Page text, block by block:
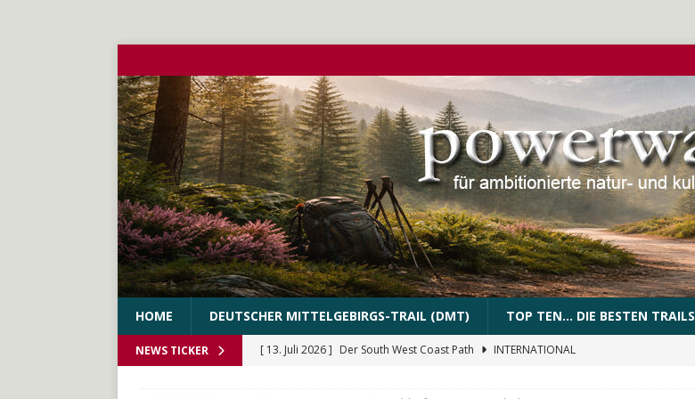
HOME DEUTSCHER MITTELGEBIRGS-TRAIL (DMT) TOP TEN… DIE BESTEN TRAILS
NEWS TICKER [ 13. Juli 2026 ] Der South West Coast Path
INTERNATIONAL